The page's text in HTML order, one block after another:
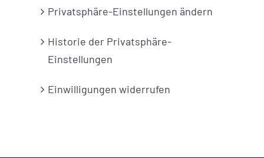
Privatsphäre-Einstellungen ändern
Historie der Privatsphäre-
Einstellungen
Einwilligungen widerrufen